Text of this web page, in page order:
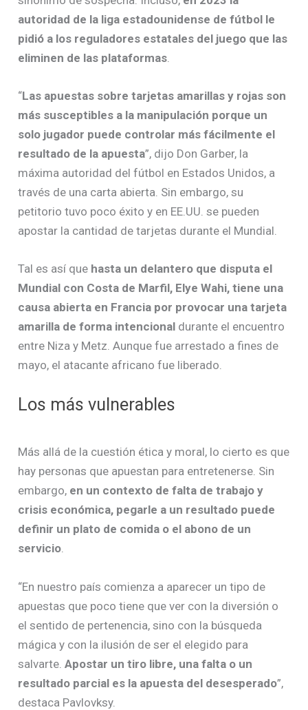
autoridad de la liga estadounidense de fútbol le
pidió a los reguladores estatales del juego que las
eliminen de las plataformas
“Las apuestas sobre tarjetas amarillas y rojas son
más susceptibles a la manipulación porque un
solo jugador puede controlar más fácilmente el
resultado de la apuesta”, dijo Don Garber, la
máxima autoridad del fútbol en Estados Unidos, a
través de una carta abierta. Sin embargo, su
petitorio tuvo poco éxito y en EE.UU. se pueden
apostar la cantidad de tarjetas durante el Mundial.
Tal es así que hasta un delantero que disputa el
Mundial con Costa de Marfil, Elye Wahi, tiene una
causa abierta en Francia por provocar una tarjeta
amarilla de forma intencional durante el encuentro
entre Niza y Metz. Aunque fue arrestado a fines de
mayo, el atacante africano fue liberado.
Los más vulnerables
Más allá de la cuestión ética y moral, lo cierto es que
hay personas que apuestan para entretenerse. Sin
embargo, en un contexto de falta de trabajo y
crisis económica, pegarle a un resultado puede
definir un plato de comida o el abono de un
servicio.
“En nuestro país comienza a aparecer un tipo de
apuestas que poco tiene que ver con la diversión o
el sentido de pertenencia, sino con la búsqueda
mágica y con la ilusión de ser el elegido para
salvarte.Apostar un tiro libre, una falta o un
resultado parcial es la apuesta del desesperado”,
destaca Pavlovksy.